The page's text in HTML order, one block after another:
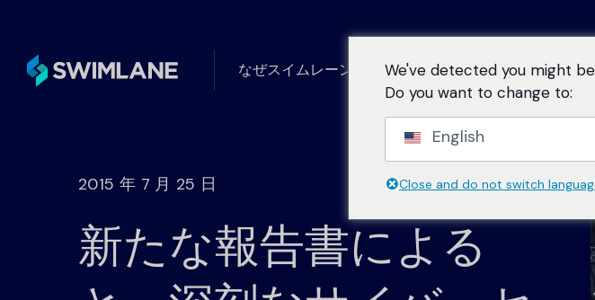
なぜスイムレーンなのか ソリューション
ローコード自動化の一般的で創造的な使用例
フィッシン
インシデン
SIEMトリア
ニーズ別
自動化が解決するセキュリティ上の課題
製品紹介
タービン・プラット
のチームによるサポート
プロフェッショナル・サー
展開、管理、最適化のための技
成する最新のトレンドと展望につい
ナレッジセンター
Swimlaneを使用するために必要なす
べての情報を見つける
2015 年 7 月 25 日
新たな報告書による
We've detected you might
Do you want to change to:
English
Close and do not switch